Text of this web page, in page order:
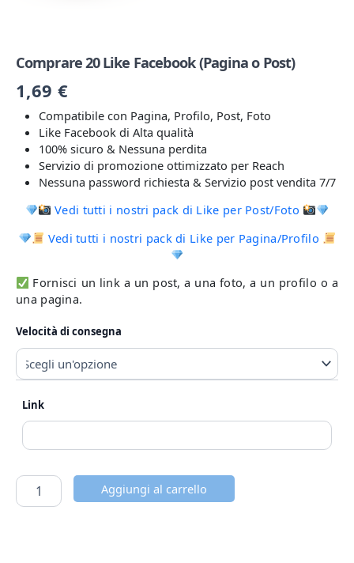
Comprare 20 Like Facebook (Pagina o Post)
1,69 €
Compatibile con Pagina, Profilo, Post, Foto
Like Facebook di Alta qualità
100% sicuro & Nessuna perdita
Servizio di promozione ottimizzato per Reach
Nessuna password richiesta & Servizio post vendita 7/7
Vedi tutti i nostri pack di Like per Post/Foto
Vedi tutti i nostri pack di Like per Pagina/Profilo
Fornisci un link a un post, a una foto, a un profilo o a
una pagina.
Velocità di consegna
Link
Aggiungi al carrello